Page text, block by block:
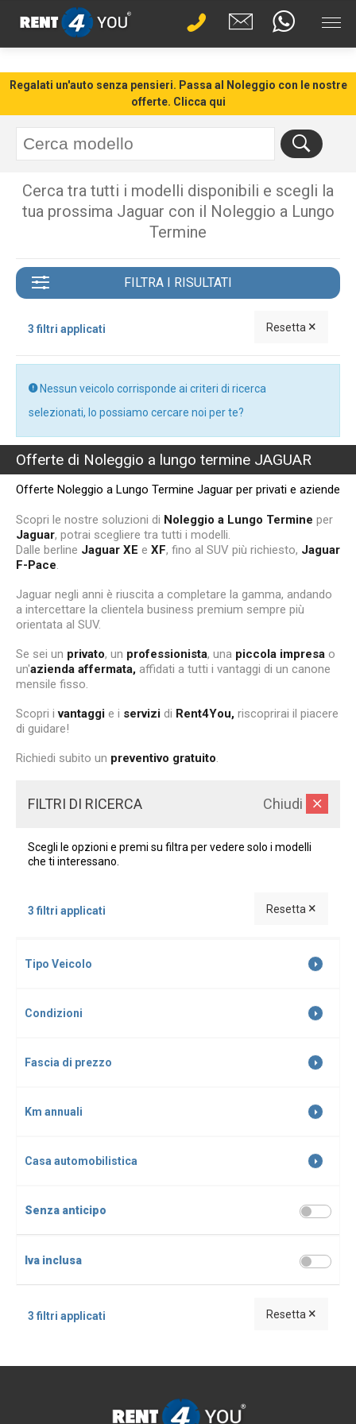
Regalati un'auto senza pensieri. Passa al Noleggio con le nostre
offerte. Clicca qui
Cerca tra tutti i modelli disponibili e scegli la
tua prossima Jaguar con il Noleggio a Lungo
Termine
FILTRA I RISULTATI
3 filtri applicati Resetta ×
Nessun veicolo corrisponde ai criteri di ricerca
selezionati, lo possiamo cercare noi per te?
Offerte di Noleggio a lungo termine JAGUAR
Offerte Noleggio a Lungo Termine Jaguar per privati e aziende
Scopri le nostre soluzioni di Noleggio a Lungo Termine per
Jaguar, potrai scegliere tra tutti i modelli.
Dalle berline Jaguar XE e XF, fino al SUV più richiesto, Jaguar
F-Pace.
Jaguar negli anni è riuscita a completare la gamma, andando
a intercettare la clientela business premium sempre più
orientata al SUV.
Se sei un privato, un professionista, una piccola impresa o
un'azienda affermata, affidati a tutti i vantaggi di un canone
mensile fisso.
Scopri i vantaggi e i servizi di Rent4You, riscoprirai il piacere
di guidare!
Richiedi subito un preventivo gratuito.
FILTRI DI RICERCA Chiudi
Scegli le opzioni e premi su filtra per vedere solo i modelli
che ti interessano.
3 filtri applicati Resetta ×
Tipo Veicolo
Condizioni
Fascia di prezzo
Km annuali
Casa automobilistica
Senza anticipo
Iva inclusa
3 filtri applicati Resetta ×